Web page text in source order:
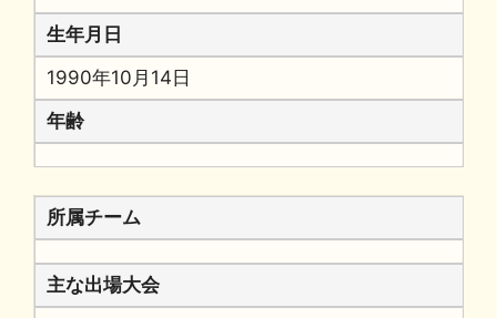
生年月日
1990年10月14日
年齢
所属チーム
主な出場大会